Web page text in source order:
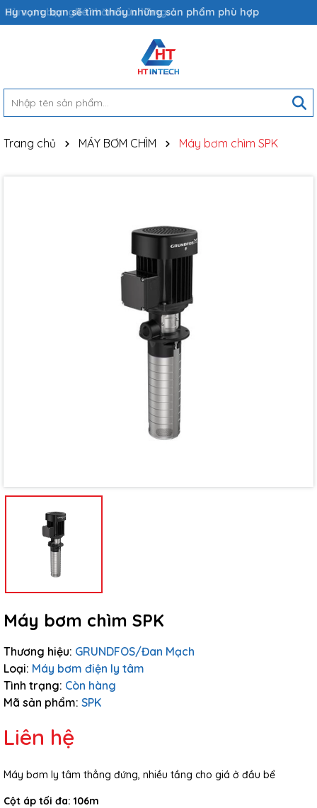
Hy vọng bạn sẽ tìm thấy những sản phẩm phù hợp
Trang chủ MÁY BƠM CHÌM Máy bơm chìm SPK
Máy bơm chìm SPK
Thương hiệu: GRUNDFOS/Đan Mạch
Loại: Máy bơm điện ly tâm
Tình trạng: Còn hàng
Mã sản phẩm: SPK
Liên hệ
Máy bơm ly tâm thẳng đứng, nhiều tầng cho giá ở đầu bể
Cột áp tối đa: 106m